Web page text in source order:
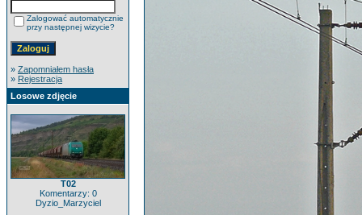
Zalogować automatycznie
przy następnej wizycie?
» Zapomniałem hasła
» Rejestracja
Losowe zdjęcie
T02
Komentarzy: 0
Dyzio_Marzyciel